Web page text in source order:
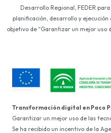
Desarrollo Regional, FEDER
planificación, desarrollo y
objetivo de “Garantizar un mejor uso
Transformación digital en Paco
Garantizar un mejor uso de las
Se ha recibido un incentivo de la